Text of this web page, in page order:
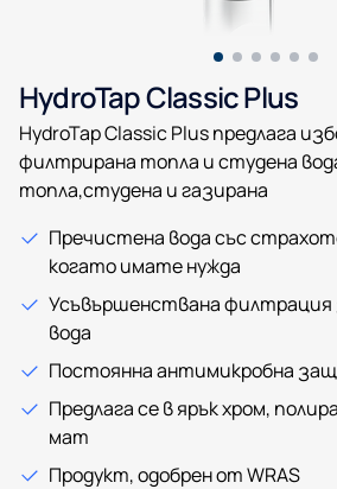
HydroTap Classic Plus
HydroTap Classic Plus предлага
филтрирана топла и студена
топла,студена и газирана
Пречистена вода със
когато имате нужда
Усъвършенствана
вода
Постоянна антимикробна
Предлага се в ярък хром,
мат
Продукт, одобрен от WRAS